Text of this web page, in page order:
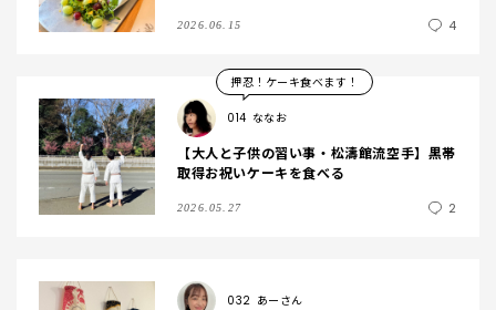
2026.06.15 4
014 ななお
押忍！ケーキ食べます！
【大人と子供の習い事・松濤館流空手】黒帯
取得お祝いケーキを食べる
2026.05.27 2
032 あーさん